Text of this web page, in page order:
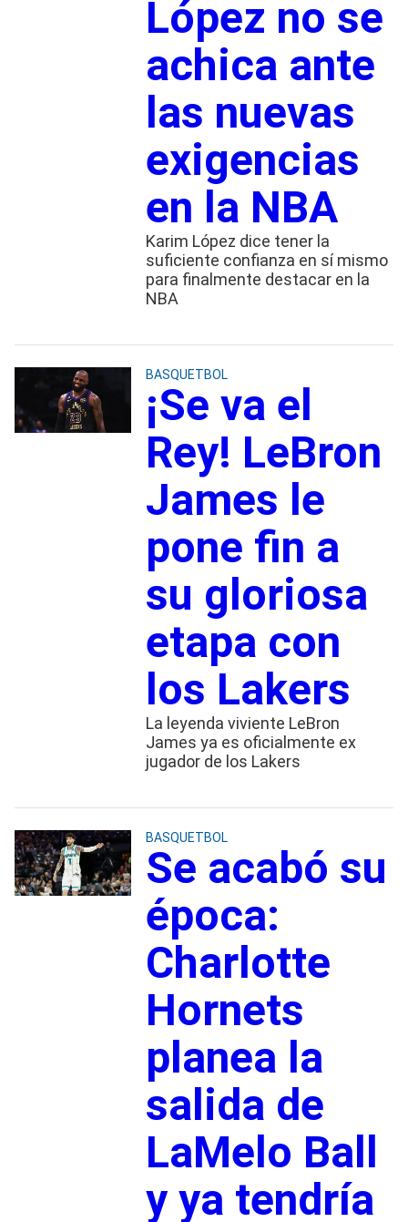
López no se
achica ante
las nuevas
exigencias
en la NBA
Karim López dice tener la
suficiente confianza en sí mismo
para finalmente destacar en la
NBA
BASQUETBOL
¡Se va el
Rey! LeBron
James le
pone fin a
su gloriosa
etapa con
los Lakers
La leyenda viviente LeBron
James ya es oficialmente ex
jugador de los Lakers
BASQUETBOL
Se acabó su
época:
Charlotte
Hornets
planea la
salida de
LaMelo Ball
y ya tendría